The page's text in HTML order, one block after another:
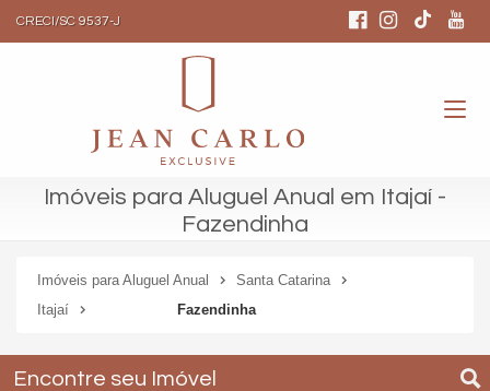
CRECI/SC 9537-J
Imóveis para Aluguel Anual em Itajaí -
Fazendinha
Imóveis para Aluguel Anual
Santa Catarina
Itajaí
Fazendinha
Encontre seu Imóvel